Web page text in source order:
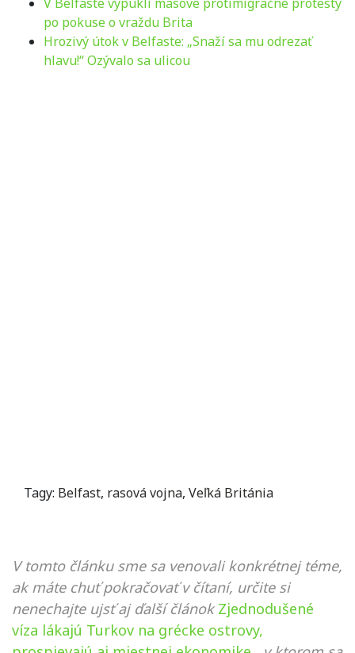
po pokuse o vraždu Brita
Hrozivý útok v Belfaste: „Snaží sa mu odrezať
hlavu!“ Ozývalo sa ulicou
Tagy: Belfast, rasová vojna, Veľká Británia
V tomto článku sme sa venovali konkrétnej téme,
ak máte chuť pokračovať v čítaní, určite si
nenechajte ujsť aj ďalší článok Zjednodušené
víza lákajú Turkov na grécke ostrovy,